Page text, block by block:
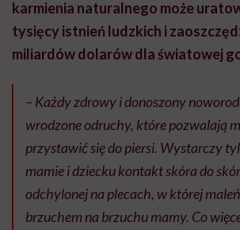
karmienia naturalnego może
tysięcy istnień ludzkich i
miliardów dolarów dla światowej
– Każdy zdrowy i donoszony
wrodzone odruchy, które pozwalają
przystawić się do piersi. Wystarczy
mamie i dziecku kontakt skóra do
odchylonej na plecach, w której
brzuchem na brzuchu mamy. Co